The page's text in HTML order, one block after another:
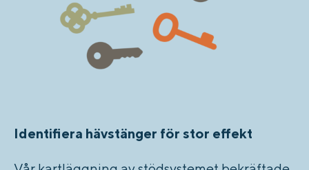
Identifiera hävstänger för stor effekt